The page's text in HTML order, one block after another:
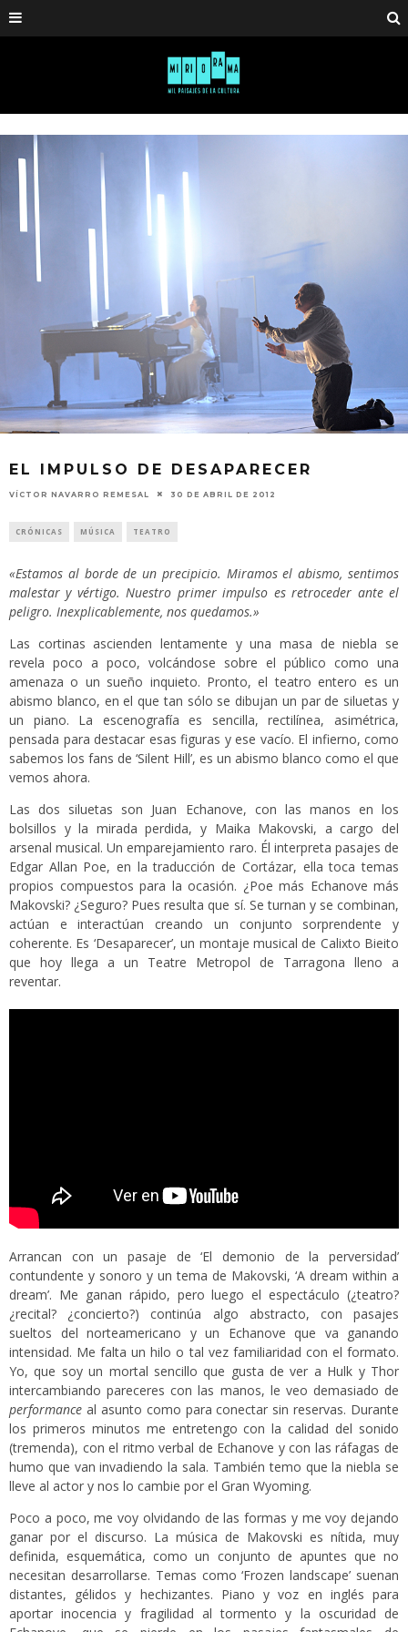
EL IMPULSO DE DESAPARECER
VÍCTOR NAVARRO REMESAL 30 DE ABRIL DE 2012
CRÓNICAS MÚSICA TEATRO
«Estamos al borde de un precipicio. Miramos el abismo, sentimos
malestar y vértigo. Nuestro primer impulso es retroceder ante el
peligro. Inexplicablemente, nos quedamos.»
Las cortinas ascienden lentamente y una masa de niebla se
revela poco a poco, volcándose sobre el público como una
amenaza o un sueño inquieto. Pronto, el teatro entero es un
abismo blanco, en el que tan sólo se dibujan un par de siluetas y
un piano. La escenografía es sencilla, rectilínea, asimétrica,
pensada para destacar esas figuras y ese vacío. El infierno, como
sabemos los fans de ‘Silent Hill’, es un abismo blanco como el que
vemos ahora.
Las dos siluetas son Juan Echanove, con las manos en los
bolsillos y la mirada perdida, y Maika Makovski, a cargo del
arsenal musical. Un emparejamiento raro. Él interpreta pasajes de
Edgar Allan Poe, en la traducción de Cortázar, ella toca temas
propios compuestos para la ocasión. ¿Poe más Echanove más
Makovski? ¿Seguro? Pues resulta que sí. Se turnan y se combinan,
actúan e interactúan creando un conjunto sorprendente y
coherente. Es ‘Desaparecer’, un montaje musical de Calixto Bieito
que hoy llega a un Teatre Metropol de Tarragona lleno a
reventar.
Arrancan con un pasaje de ‘El demonio de la perversidad’
contundente y sonoro y un tema de Makovski, ‘A dream within a
dream’. Me ganan rápido, pero luego el espectáculo (¿teatro?
¿recital? ¿concierto?) continúa algo abstracto, con pasajes
sueltos del norteamericano y un Echanove que va ganando
intensidad. Me falta un hilo o tal vez familiaridad con el formato.
Yo, que soy un mortal sencillo que gusta de ver a Hulk y Thor
intercambiando pareceres con las manos, le veo demasiado de
performance al asunto como para conectar sin reservas. Durante
los primeros minutos me entretengo con la calidad del sonido
(tremenda), con el ritmo verbal de Echanove y con las ráfagas de
humo que van invadiendo la sala. También temo que la niebla se
lleve al actor y nos lo cambie por el Gran Wyoming.
Poco a poco, me voy olvidando de las formas y me voy dejando
ganar por el discurso. La música de Makovski es nítida, muy
definida, esquemática, como un conjunto de apuntes que no
necesitan desarrollarse. Temas como ‘Frozen landscape’ suenan
distantes, gélidos y hechizantes. Piano y voz en inglés para
aportar inocencia y fragilidad al tormento y la oscuridad de